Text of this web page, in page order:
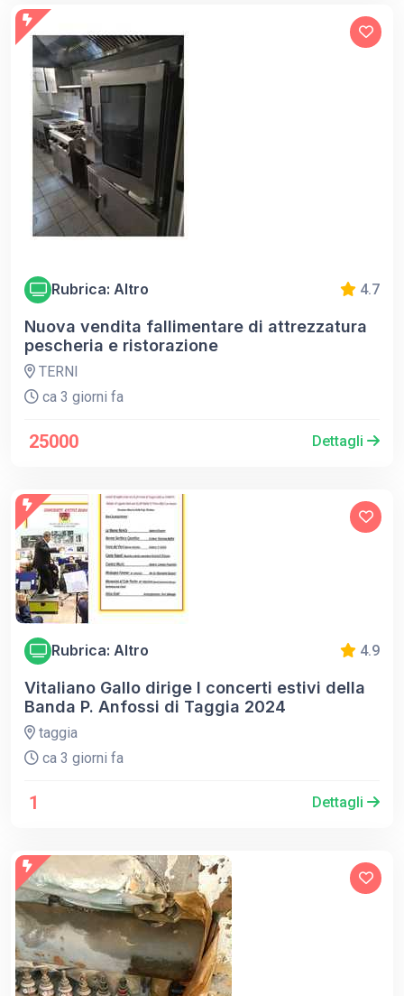
Rubrica: Altro 4.7
Nuova vendita fallimentare di attrezzatura
pescheria e ristorazione
TERNI
ca 3 giorni fa
25000 Dettagli
Rubrica: Altro 4.9
Vitaliano Gallo dirige I concerti estivi della
Banda P. Anfossi di Taggia 2024
taggia
ca 3 giorni fa
1 Dettagli